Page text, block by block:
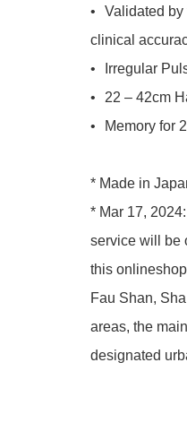
•	Validated by the European Society of Hypertension of
clinical
•	Irregular Pulse Rhythm Detection
•	22 – 42cm Hard Cuff
•	Memory for 2 x 60 Measurement Results
* Made in
* Mar 17,
service will be
this
Fau Shan,
areas, the
designated